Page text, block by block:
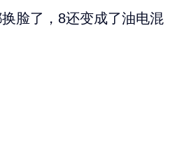
脸了，8还变成了油电混